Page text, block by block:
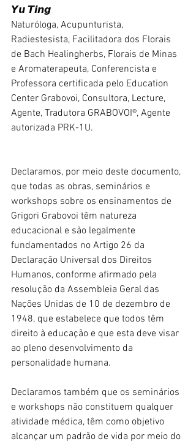
𝙔𝙪 𝙏𝙞𝙣𝙜
Naturóloga, Acupunturista,
Radiestesista, Facilitadora dos Florais
de Bach Healingherbs, Florais de Minas
e Aromaterapeuta, Conferencista e
Professora certificada pelo Education
Center Grabovoi, Consultora, Lecture,
Agente, Tradutora GRABOVOI®, Agente
autorizada PRK-1U.
Declaramos, por meio deste documento,
que todas as obras, seminários e
workshops sobre os ensinamentos de
Grigori Grabovoi têm natureza
educacional e são legalmente
fundamentados no Artigo 26 da
Declaração Universal dos Direitos
Humanos, conforme afirmado pela
resolução da Assembleia Geral das
Nações Unidas de 10 de dezembro de
1948, que estabelece que todos têm
direito à educação e que esta deve visar
ao pleno desenvolvimento da
personalidade humana.
Declaramos também que os seminários
e workshops não constituem qualquer
atividade médica, têm como objetivo
alcançar um padrão de vida por meio do